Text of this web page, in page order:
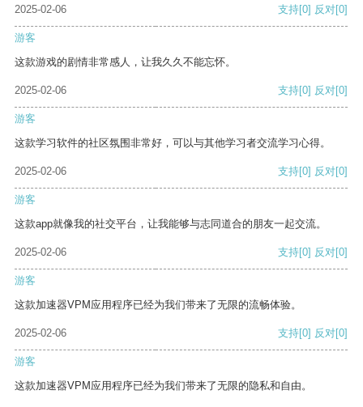
2025-02-06
支持[0] 反对[0]
游客
这款游戏的剧情非常感人，让我久久不能忘怀。
2025-02-06 支持[0] 反对[0]
游客
这款学习软件的社区氛围非常好，可以与其他学习者交流学习心得。
2025-02-06 支持[0] 反对[0]
游客
这款app就像我的社交平台，让我能够与志同道合的朋友一起交流。
2025-02-06 支持[0] 反对[0]
游客
这款加速器VPM应用程序已经为我们带来了无限的流畅体验。
2025-02-06 支持[0] 反对[0]
游客
这款加速器VPM应用程序已经为我们带来了无限的隐私和自由。